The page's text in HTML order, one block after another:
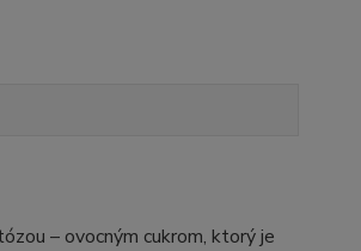
– ovocným cukrom, ktorý je